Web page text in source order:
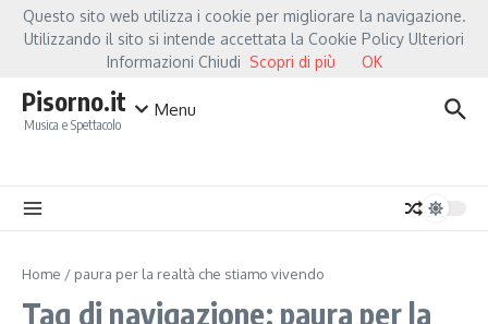
Salta al contenuto
Hot NewsFiorella Mannoia, a Capannori nasce “Anime Salve”: la data zero è
Pisorno.it
Musica e Spettacolo
Menu
Home / paura per la realtà che stiamo vivendo
Tag di navigazione: paura per la
Questo sito web utilizza i cookie per migliorare la navigazione.
Utilizzando il sito si intende accettata la Cookie Policy Ulteriori
Informazioni Chiudi Scopri di più OK